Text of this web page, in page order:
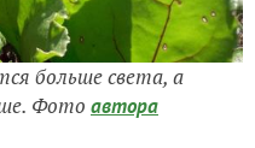
больше света, а
Фото автора